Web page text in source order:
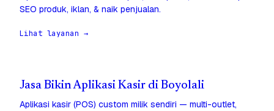
SEO produk, iklan, & naik penjualan.
Lihat layanan →
Jasa Bikin Aplikasi Kasir di Boyolali
Aplikasi kasir (POS) custom milik sendiri — multi-outlet,